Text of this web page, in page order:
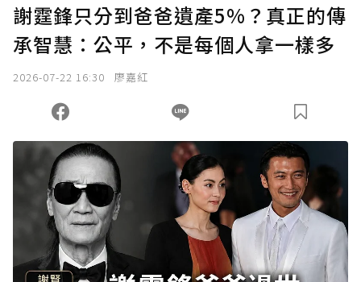
謝霆鋒只分到爸爸遺產5%？真正的傳
承智慧：公平，不是每個人拿一樣多
2026-07-22 16:30 廖嘉紅